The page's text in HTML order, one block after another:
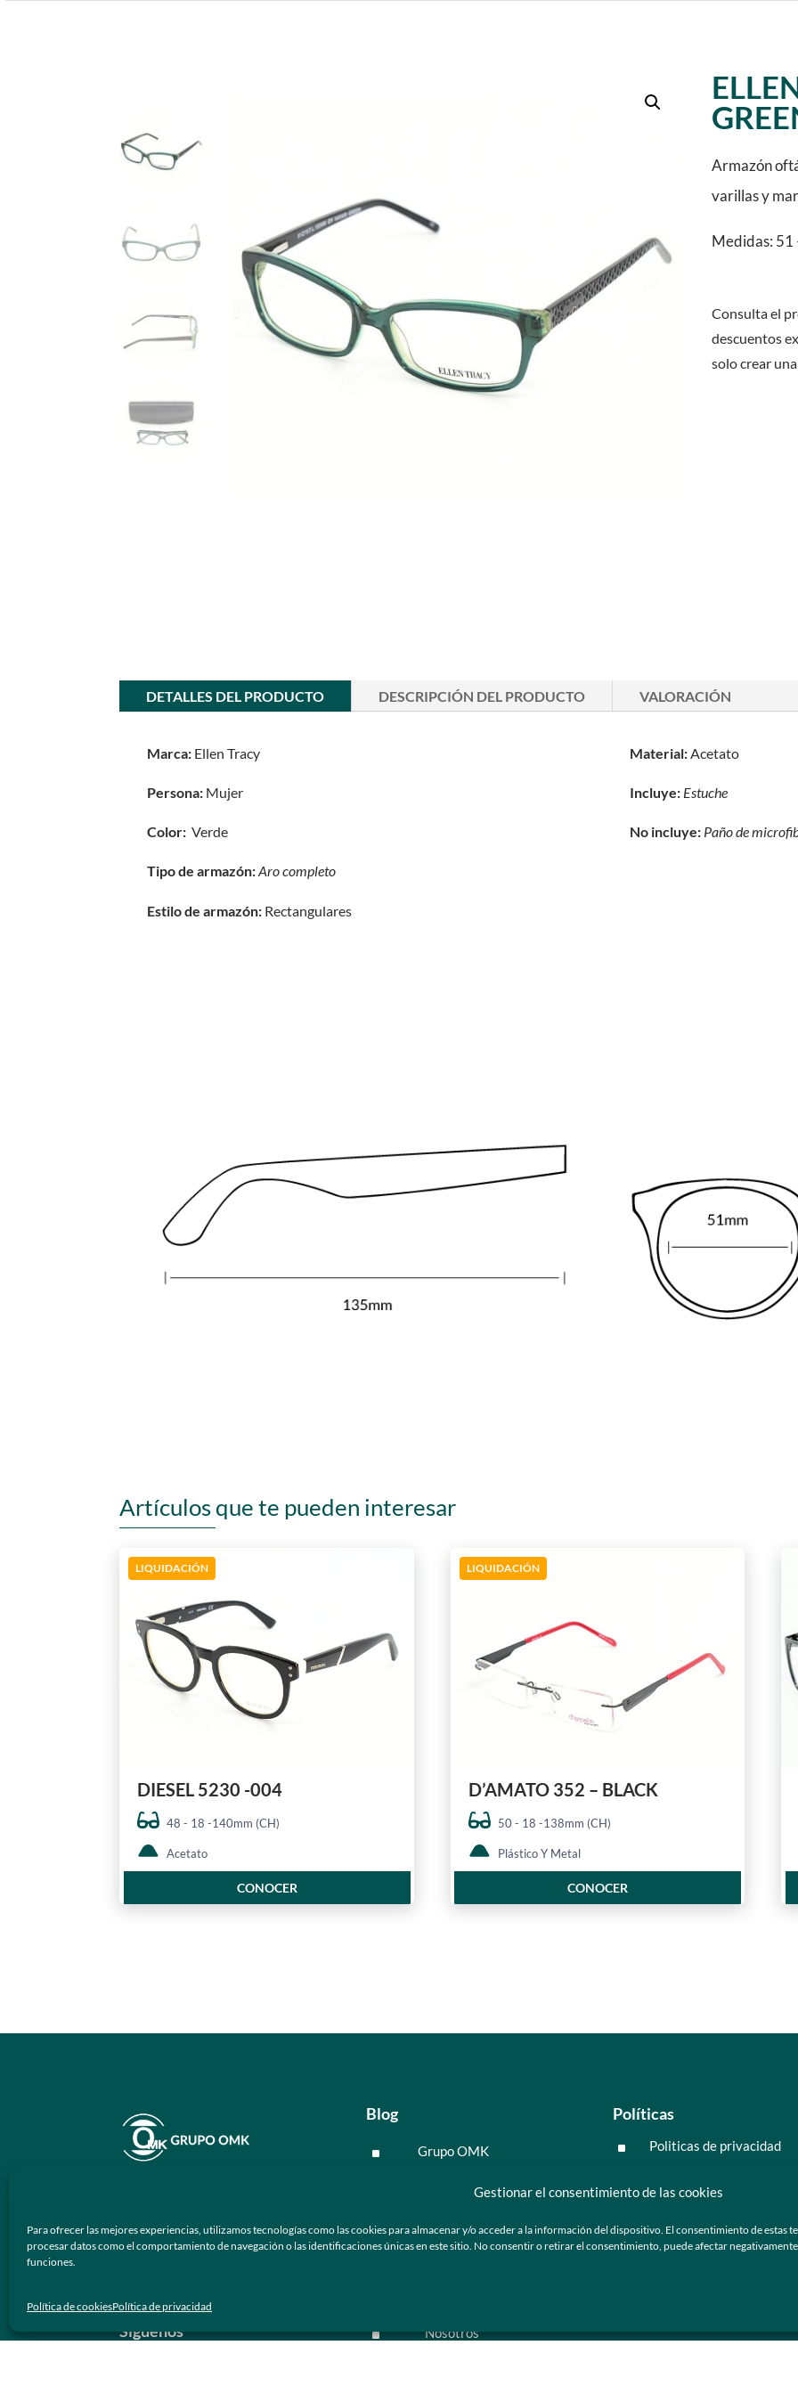
Gestionar el consentimiento de las cookies
Para ofrecer las mejores experiencias, utilizamos tecnologías como las cookies para almacenar y/o acceder a la información del dispositivo. El consentimiento de estas
procesar datos como el comportamiento de navegación o las identificaciones únicas en este sitio. No consentir o retirar el consentimiento, puede afectar
funciones.
Política de cookiesPolítica de privacidad
Armazón
varillas y
Medidas: 51
Consulta el
descuentos
solo crear
DETALLES DEL PRODUCTO DESCRIPCIÓN DEL PRODUCTO VALORACIÓN
Marca: Ellen Tracy Material:Acetato
Persona: Mujer Incluye: Estuche
Color: Verde No incluye: Paño de
Tipo de armazón:Aro completo
Estilo de armazón: Rectangulares
Artículos que te pueden interesar
LIQUIDACIÓN
DIESEL 5230 -004
48 - 18 -140mm (CH)
Acetato
CONOCER
LIQUIDACIÓN
D’AMATO 352 – BLACK
50 - 18 -138mm (CH)
Plástico Y Metal
CONOCER
ópticos y lentes de sol de calidad y
Síguenos
Blog
^ Grupo OMK
^ Tecnología
^ Nosotros
Políticas
^ Politicas de privacidad